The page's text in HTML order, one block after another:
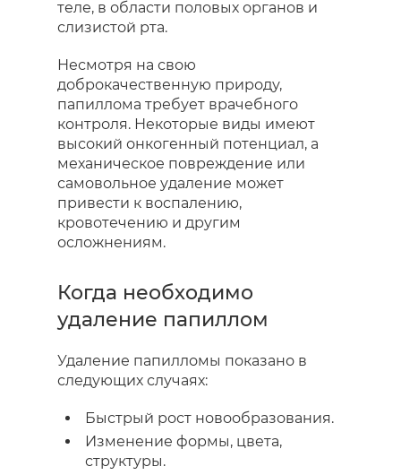
теле, в области половых органов и
слизистой рта.
Несмотря на свою
доброкачественную природу,
папиллома требует врачебного
контроля. Некоторые виды имеют
высокий онкогенный потенциал, а
механическое повреждение или
самовольное удаление может
привести к воспалению,
кровотечению и другим
осложнениям.
Когда необходимо
удаление папиллом
Удаление папилломы показано в
следующих случаях:
Быстрый рост новообразования.
Изменение формы, цвета,
структуры.